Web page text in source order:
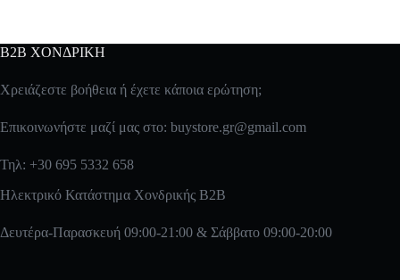
B2B ΧΟΝΔΡΙΚΗ
Χρειάζεστε βοήθεια ή έχετε κάποια ερώτηση;
Επικοινωνήστε μαζί μας στο: buystore.gr@gmail.com
Τηλ: +30 695 5332 658
Ηλεκτρικό Κατάστημα Χονδρικής B2B
Δευτέρα-Παρασκευή 09:00-21:00 & Σάββατο 09:00-20:00